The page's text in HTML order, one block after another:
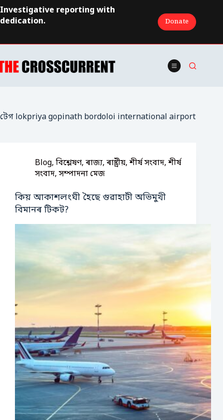
Skip
to
content
Investigative reporting with
dedication.
Donate
টেগ lokpriya gopinath bordoloi international airport
Blog, বিশ্লেষণ, ৰাজ্য, ৰাষ্ট্ৰীয়,শীৰ্ষ সংবাদ,শীৰ্ষ
সংবাদ, সম্পাদনা মেজ
কিয় আকাশলংঘী হৈছে গুৱাহাটী অভিমুখী
বিমানৰ টিকট?